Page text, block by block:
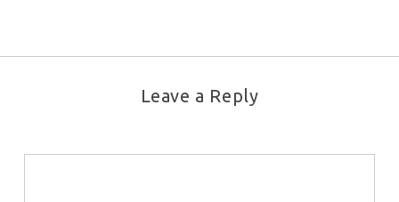
Leave a Reply